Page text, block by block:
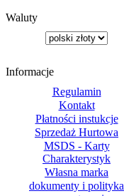
Waluty
Informacje
Regulamin
Kontakt
Płatności instukcje
Sprzedaż Hurtowa
MSDS - Karty
Charakterystyk
Własna marka
dokumenty i polityka